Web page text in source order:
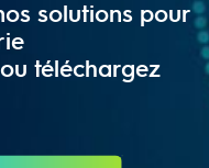
solutions pour
téléchargez